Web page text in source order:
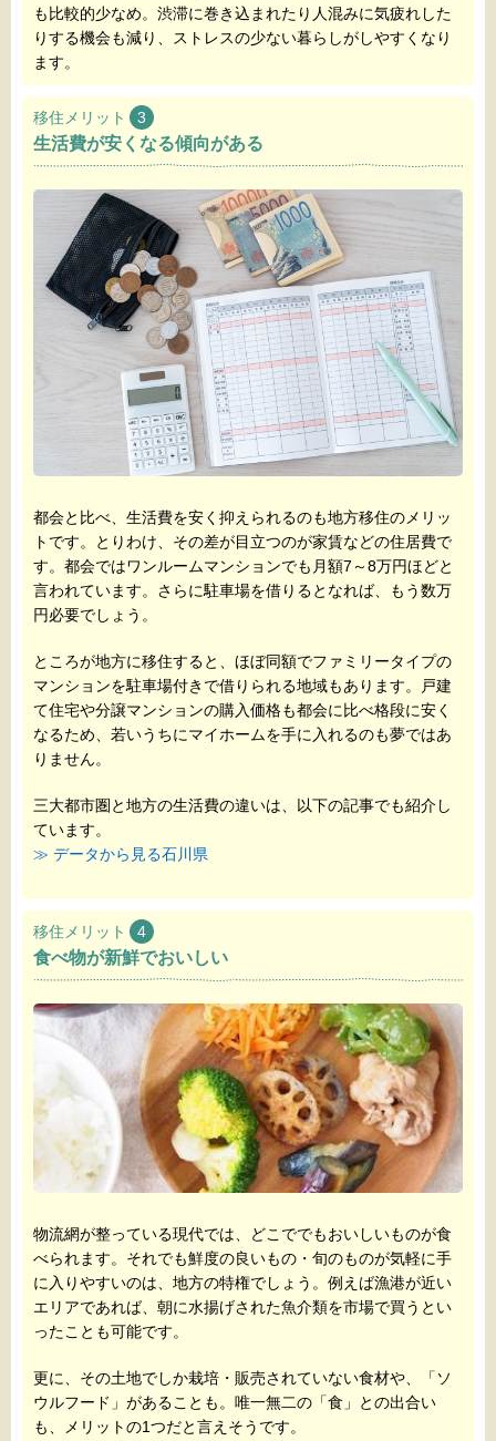
も比較的少なめ。渋滞に巻き込まれたり人混みに気疲れした
りする機会も減り、ストレスの少ない暮らしがしやすくなり
ます。
移住メリット 3
生活費が安くなる傾向がある
都会と比べ、生活費を安く抑えられるのも地方移住のメリッ
トです。とりわけ、その差が目立つのが家賃などの住居費で
す。都会ではワンルームマンションでも月額7～8万円ほどと
言われています。さらに駐車場を借りるとなれば、もう数万
円必要でしょう。
ところが地方に移住すると、ほぼ同額でファミリータイプの
マンションを駐車場付きで借りられる地域もあります。戸建
て住宅や分譲マンションの購入価格も都会に比べ格段に安く
なるため、若いうちにマイホームを手に入れるのも夢ではあ
りません。
三大都市圏と地方の生活費の違いは、以下の記事でも紹介し
ています。
≫ データから見る石川県
移住メリット 4
食べ物が新鮮でおいしい
物流網が整っている現代では、どこででもおいしいものが食
べられます。それでも鮮度の良いもの・旬のものが気軽に手
に入りやすいのは、地方の特権でしょう。例えば漁港が近い
エリアであれば、朝に水揚げされた魚介類を市場で買うとい
ったことも可能です。
更に、その土地でしか栽培・販売されていない食材や、「ソ
ウルフード」があることも。唯一無二の「食」との出合い
も、メリットの1つだと言えそうです。